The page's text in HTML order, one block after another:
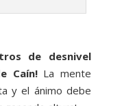
de desnivel
Caín!La mente
y el ánimo debe